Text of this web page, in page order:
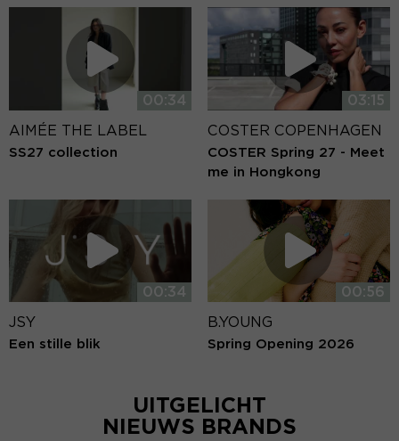
00:34
AIMÉE THE LABEL
SS27 collection
03:15
COSTER COPENHAGEN
COSTER Spring 27 - Meet
me in Hongkong
00:34
JSY
Een stille blik
00:56
B.YOUNG
Spring Opening 2026
UITGELICHT
NIEUWS BRANDS